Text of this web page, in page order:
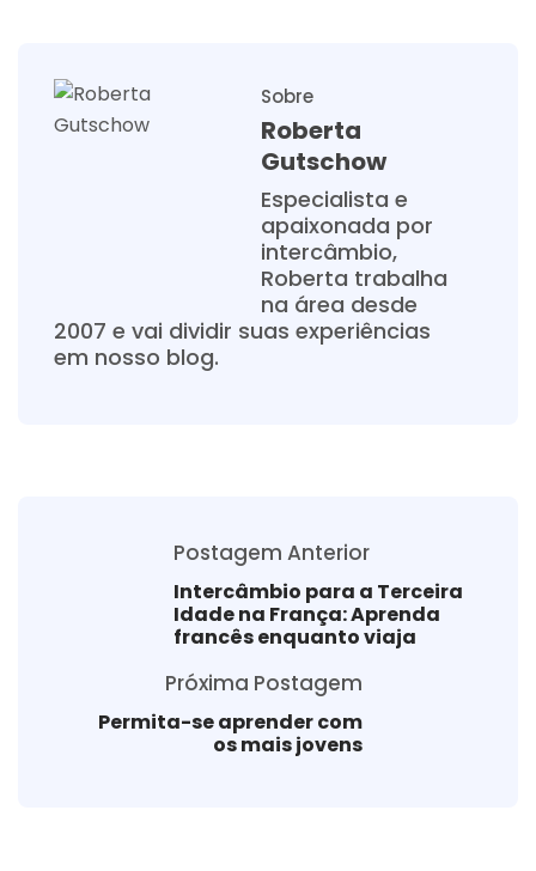
Sobre
Roberta
Gutschow
Especialista e
apaixonada por
intercâmbio,
Roberta trabalha
na área desde
2007 e vai dividir suas experiências
em nosso blog.
Postagem Anterior
Intercâmbio para a Terceira
Idade na França: Aprenda
francês enquanto viaja
Próxima Postagem
Permita-se aprender com
os mais jovens